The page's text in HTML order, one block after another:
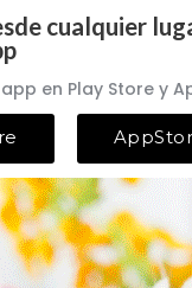
cualquier
en Play Store y